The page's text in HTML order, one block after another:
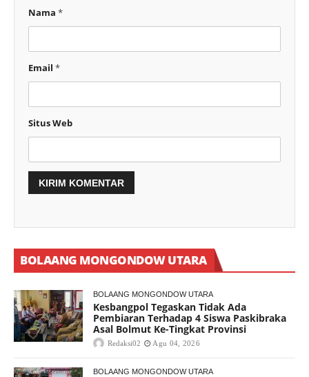
Nama *
Email *
Situs Web
BOLAANG MONGONDOW UTARA
BOLAANG MONGONDOW UTARA
Kesbangpol Tegaskan Tidak Ada
Pembiaran Terhadap 4 Siswa Paskibraka
Asal Bolmut Ke-Tingkat Provinsi
Redaksi02 Agu 04, 2026
BOLAANG MONGONDOW UTARA